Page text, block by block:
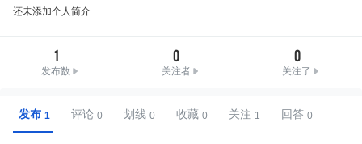
还未添加个人简介
1
发布数
0
关注者
0
关注了
发布 评论 划线 收藏 关注 回答